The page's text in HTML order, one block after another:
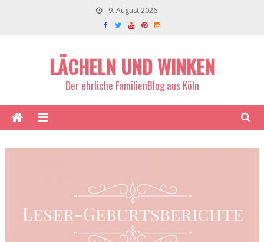
9. August 2026
LÄCHELN UND WINKEN
Der ehrliche FamilienBlog aus Köln